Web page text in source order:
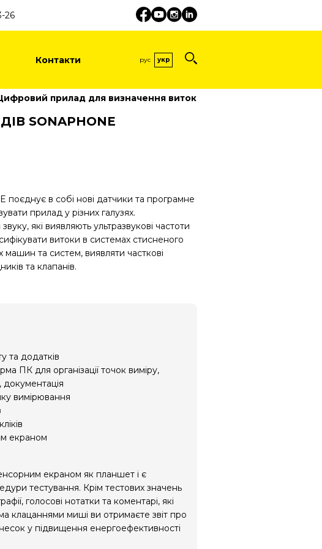
26
Контакти рус укр
прилад для визначення витоків та часткових розрядів
SONAPHONE
в собі нові датчики та програмне
прилад у різних галузях.
які виявляють ультразвукові частоти
витоки в системах стисненого
машин та систем, виявляти часткові
та клапанів.
та додатків
ПК для організації точок виміру,
, документація
вимірювання
екраном
екраном як планшет і є
тестування. Крім тестових значень
голосові нотатки та коментарі, які
клацаннями миші ви отримаєте звіт про
у підвищення енергоефективності